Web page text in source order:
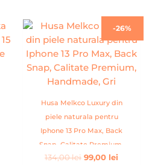
-26%
Husa Melkco Luxury din
piele naturala pentru
Iphone 13 Pro Max, Back
Snap, Calitate Premium,
Handmade, Gri
134,00lei
Prețul
inițial
a
fost:
134,00 lei.
99,00 lei
Prețul
curent
este:
99,00